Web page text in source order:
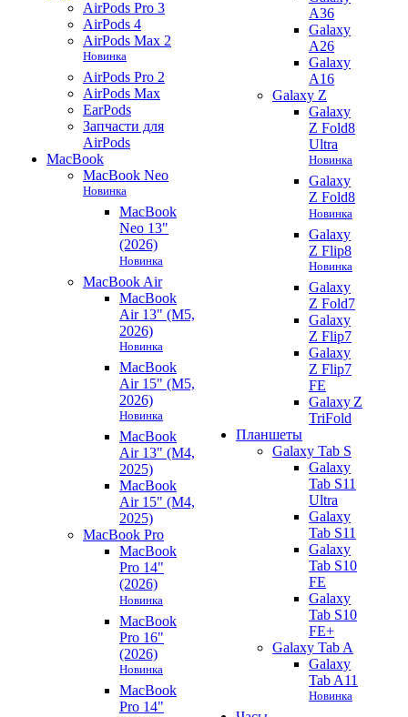
AirPods Pro 3
AirPods 4
AirPods Max 2
Новинка
AirPods Pro 2
AirPods Max
EarPods
Запчасти для
AirPods
MacBook
MacBook Neo
Новинка
MacBook
Neo 13"
(2026)
Новинка
MacBook Air
MacBook
Air 13" (M5,
2026)
Новинка
MacBook
Air 15" (M5,
2026)
Новинка
MacBook
Air 13" (M4,
2025)
MacBook
Air 15" (M4,
2025)
MacBook Pro
MacBook
Pro 14"
(2026)
Новинка
MacBook
Pro 16"
(2026)
Новинка
MacBook
Pro 14"
A36
Galaxy
A26
Galaxy
A16
Galaxy Z
Galaxy
Z Fold8
Ultra
Новинка
Galaxy
Z Fold8
Новинка
Galaxy
Z Flip8
Новинка
Galaxy
Z Fold7
Galaxy
Z Flip7
Galaxy
Z Flip7
FE
Galaxy Z
TriFold
Планшеты
Galaxy Tab S
Galaxy
Tab S11
Ultra
Galaxy
Tab S11
Galaxy
Tab S10
FE
Galaxy
Tab S10
FE+
Galaxy Tab A
Galaxy
Tab A11
Новинка